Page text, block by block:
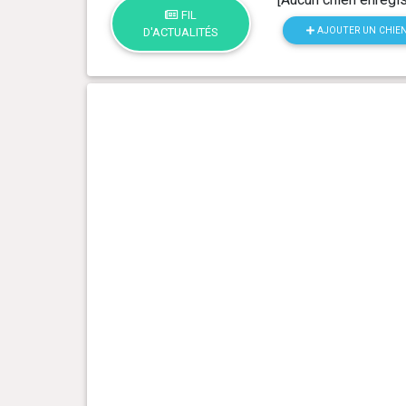
FIL
D'ACTUALITÉS
AJOUTER UN